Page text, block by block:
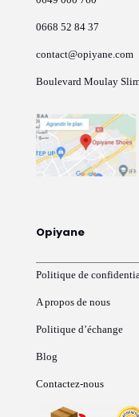
0668 52 84 37
contact@opiyane.com
Boulevard Moulay
Opiyane
Politique de
A propos de nous
Politique d’échange
Blog
Contactez-nous